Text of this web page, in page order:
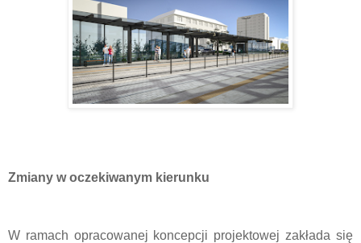
Zmiany w oczekiwanym kierunku
W ramach opracowanej koncepcji projektowej zakłada się